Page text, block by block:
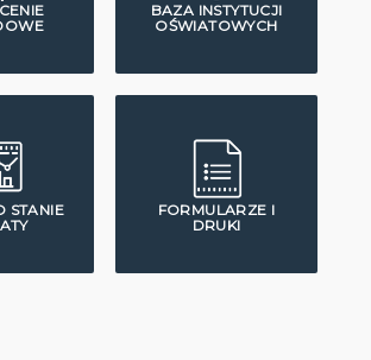
BAZA INSTYTUCJI
OŚWIATOWYCH
STANIE
FORMULARZE I
DRUKI